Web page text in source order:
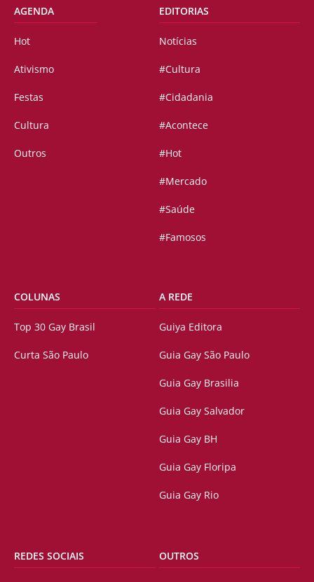
AGENDA
Hot
Ativismo
Festas
Cultura
Outros
EDITORIAS
Notícias
#Cultura
#Cidadania
#Acontece
#Hot
#Mercado
#Saúde
#Famosos
COLUNAS
Top 30 Gay Brasil
Curta São Paulo
A REDE
Guiya Editora
Guia Gay São Paulo
Guia Gay Brasilia
Guia Gay Salvador
Guia Gay BH
Guia Gay Floripa
Guia Gay Rio
REDES SOCIAIS OUTROS